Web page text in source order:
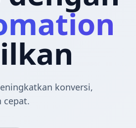
konversi,
cepat.